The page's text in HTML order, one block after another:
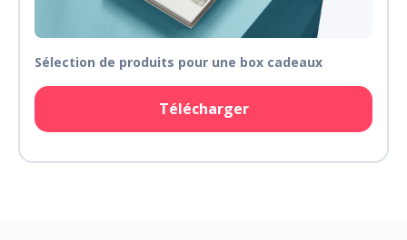
Sélection de produits pour une box cadeaux
Télécharger